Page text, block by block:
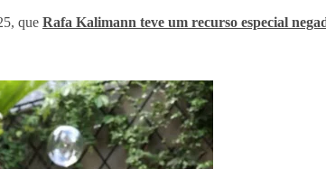
que Rafa Kalimann teve um recurso especial